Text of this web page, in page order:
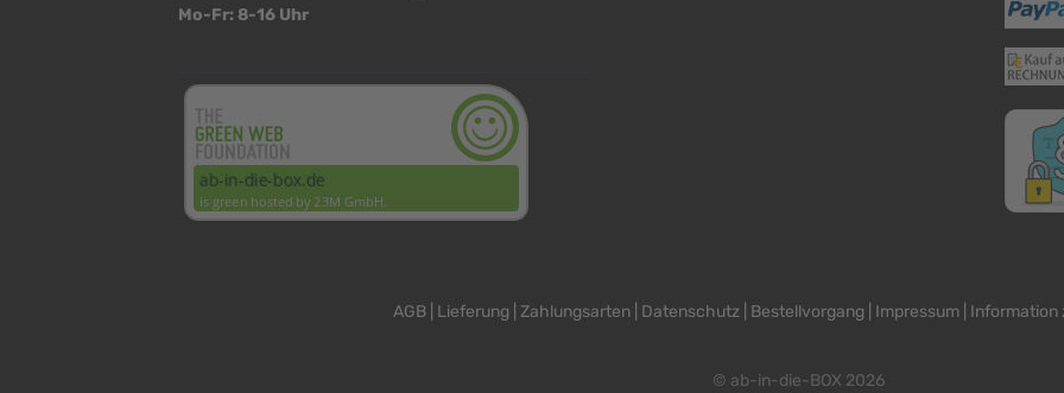
Mo-Fr: 8-16 Uhr
AGB| Lieferung Zahlungsarten| Datenschutz| Bestellvorgang Impressum| Information
© ab-in-die-BOX 2026